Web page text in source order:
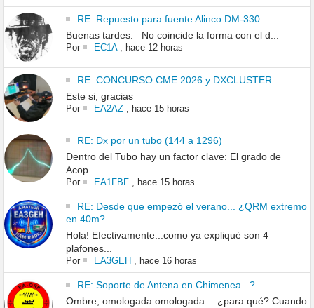
RE: Repuesto para fuente Alinco DM-330
Buenas tardes. No coincide la forma con el d...
Por EC1A, hace 12 horas
RE: CONCURSO CME 2026 y DXCLUSTER
Este si, gracias
Por EA2AZ, hace 15 horas
RE: Dx por un tubo (144 a 1296)
Dentro del Tubo hay un factor clave: El grado de
Acop...
Por EA1FBF, hace 15 horas
RE: Desde que empezó el verano... ¿QRM extremo
en 40m?
Hola! Efectivamente...como ya expliqué son 4
plafones...
Por EA3GEH , hace 16 horas
RE: Soporte de Antena en Chimenea...?
Ombre, omologada omologada… ¿para qué? Cuando